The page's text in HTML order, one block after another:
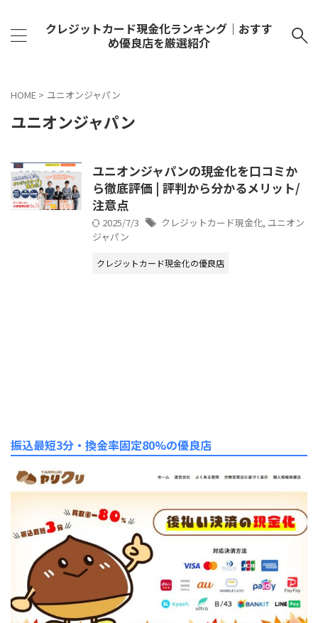
クレジットカード現金化ランキング｜おすす
め優良店を厳選紹介
HOME > ユニオンジャパン
ユニオンジャパン
ユニオンジャパンの現金化を口コミか
ら徹底評価 | 評判から分かるメリット/
注意点
2025/7/3 クレジットカード現金化, ユニオン
ジャパン
クレジットカード現金化の優良店
振込最短3分・換金率固定80%の優良店